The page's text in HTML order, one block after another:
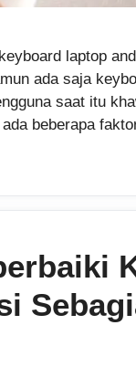
laptop
ada saja
saat itu
beberapa